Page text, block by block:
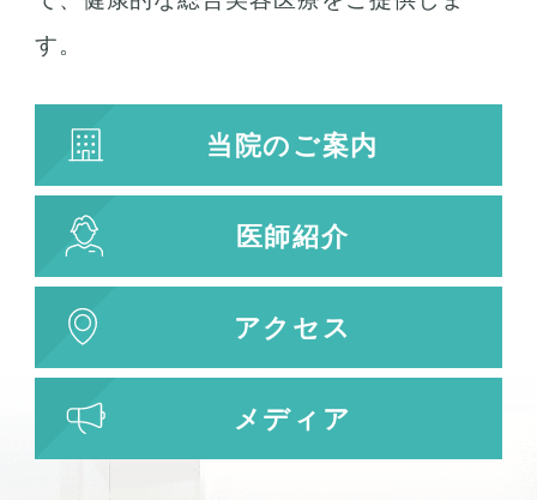
す。
当院のご案内
医師紹介
アクセス
メディア